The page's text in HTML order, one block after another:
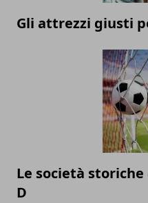
Gli attrezzi giusti
Le società
D